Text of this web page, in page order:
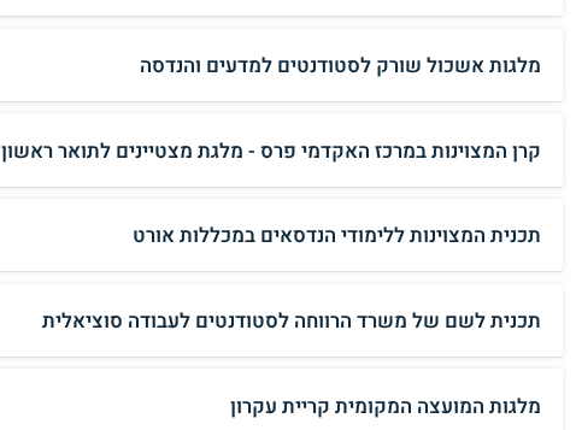
מלגות אשכול שורק לסטודנטים למדעים והנדסה
קרן המצוינות במרכז האקדמי פרס - מלגת מצטיינים לתואר ראשון
תכנית המצוינות ללימודי הנדסאים במכללות אורט
תכנית לשם של משרד הרווחה לסטודנטים לעבודה סוציאלית
מלגות המועצה המקומית קריית עקרון